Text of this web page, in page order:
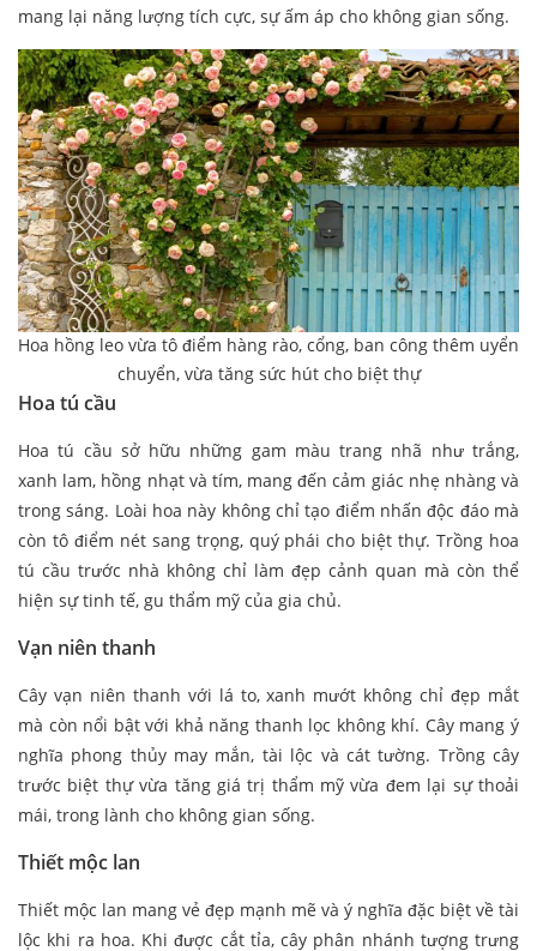
mang lại năng lượng tích cực, sự ấm áp cho không gian sống.
Hoa hồng leo vừa tô điểm hàng rào, cổng, ban công thêm uyển
chuyển, vừa tăng sức hút cho biệt thự
Hoa tú cầu
Hoa tú cầu sở hữu những gam màu trang nhã như trắng,
xanh lam, hồng nhạt và tím, mang đến cảm giác nhẹ nhàng và
trong sáng. Loài hoa này không chỉ tạo điểm nhấn độc đáo mà
còn tô điểm nét sang trọng, quý phái cho biệt thự. Trồng hoa
tú cầu trước nhà không chỉ làm đẹp cảnh quan mà còn thể
hiện sự tinh tế, gu thẩm mỹ của gia chủ.
Vạn niên thanh
Cây vạn niên thanh với lá to, xanh mướt không chỉ đẹp mắt
mà còn nổi bật với khả năng thanh lọc không khí. Cây mang ý
nghĩa phong thủy may mắn, tài lộc và cát tường. Trồng cây
trước biệt thự vừa tăng giá trị thẩm mỹ vừa đem lại sự thoải
mái, trong lành cho không gian sống.
Thiết mộc lan
Thiết mộc lan mang vẻ đẹp mạnh mẽ và ý nghĩa đặc biệt về tài
lộc khi ra hoa. Khi được cắt tỉa, cây phân nhánh tượng trưng